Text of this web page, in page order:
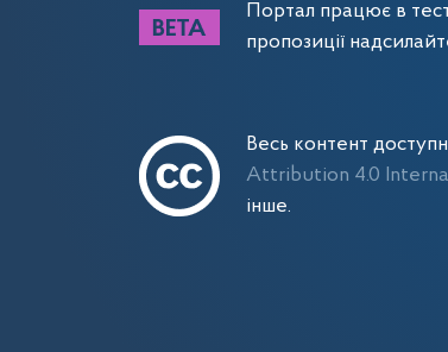
Портал працює в
пропозиції
Весь контент
Attribution 4.0
інше.